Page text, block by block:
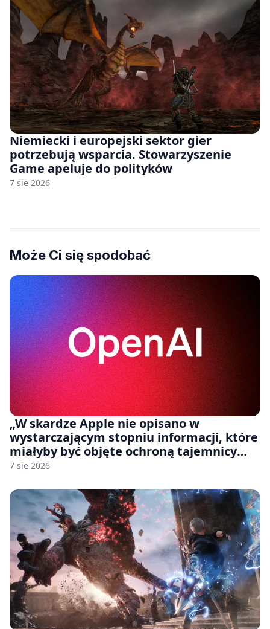
Niemiecki i europejski sektor gier
potrzebują wsparcia. Stowarzyszenie
Game apeluje do polityków
7 sie 2026
Może Ci się spodobać
„W skardze Apple nie opisano w
wystarczającym stopniu informacji, które
miałyby być objęte ochroną tajemnicy
handlowej”. OpenAI żąda odrzucenia
7 sie 2026